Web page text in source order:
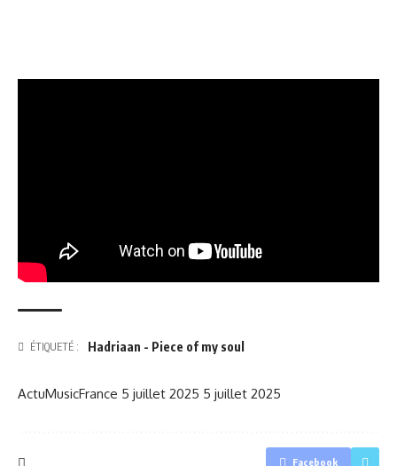
ÉTIQUETÉ : Hadriaan - Piece of my soul
ActuMusicFrance 5 juillet 2025 5 juillet 2025
Facebook